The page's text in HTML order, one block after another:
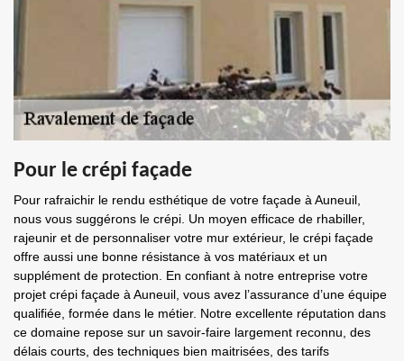
Pour le crépi façade
Pour rafraichir le rendu esthétique de votre façade à Auneuil,
nous vous suggérons le crépi. Un moyen efficace de rhabiller,
rajeunir et de personnaliser votre mur extérieur, le crépi façade
offre aussi une bonne résistance à vos matériaux et un
supplément de protection. En confiant à notre entreprise votre
projet crépi façade à Auneuil, vous avez l’assurance d’une équipe
qualifiée, formée dans le métier. Notre excellente réputation dans
ce domaine repose sur un savoir-faire largement reconnu, des
délais courts, des techniques bien maitrisées, des tarifs